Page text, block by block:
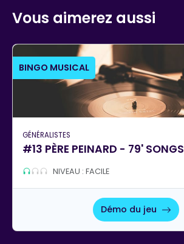
Vous aimerez aussi
BINGO MUSICAL
GÉNÉRALISTES
#13 PÈRE PEINARD - 79' SONGS
NIVEAU : FACILE
Démo du jeu